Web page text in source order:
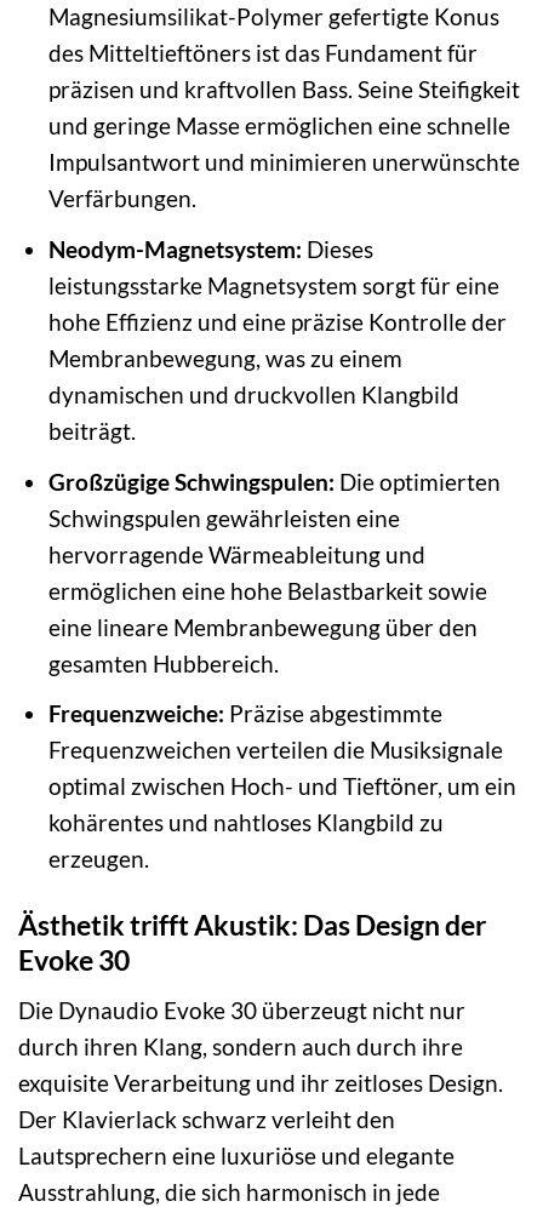
Magnesiumsilikat-Polymer gefertigte Konus
des Mitteltieftöners ist das Fundament für
präzisen und kraftvollen Bass. Seine Steifigkeit
und geringe Masse ermöglichen eine schnelle
Impulsantwort und minimieren unerwünschte
Verfärbungen.
Neodym-Magnetsystem: Dieses
leistungsstarke Magnetsystem sorgt für eine
hohe Effizienz und eine präzise Kontrolle der
Membranbewegung, was zu einem
dynamischen und druckvollen Klangbild
beiträgt.
Großzügige Schwingspulen: Die optimierten
Schwingspulen gewährleisten eine
hervorragende Wärmeableitung und
ermöglichen eine hohe Belastbarkeit sowie
eine lineare Membranbewegung über den
gesamten Hubbereich.
Frequenzweiche: Präzise abgestimmte
Frequenzweichen verteilen die Musiksignale
optimal zwischen Hoch- und Tieftöner, um ein
kohärentes und nahtloses Klangbild zu
erzeugen.
Ästhetik trifft Akustik: Das Design der
Evoke 30
Die Dynaudio Evoke 30 überzeugt nicht nur
durch ihren Klang, sondern auch durch ihre
exquisite Verarbeitung und ihr zeitloses Design.
Der Klavierlack schwarz verleiht den
Lautsprechern eine luxuriöse und elegante
Ausstrahlung, die sich harmonisch in jede